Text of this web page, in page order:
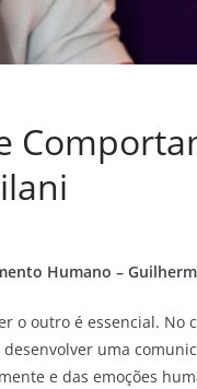
Humano –
o outro é essencial. No
uma
e das emoções